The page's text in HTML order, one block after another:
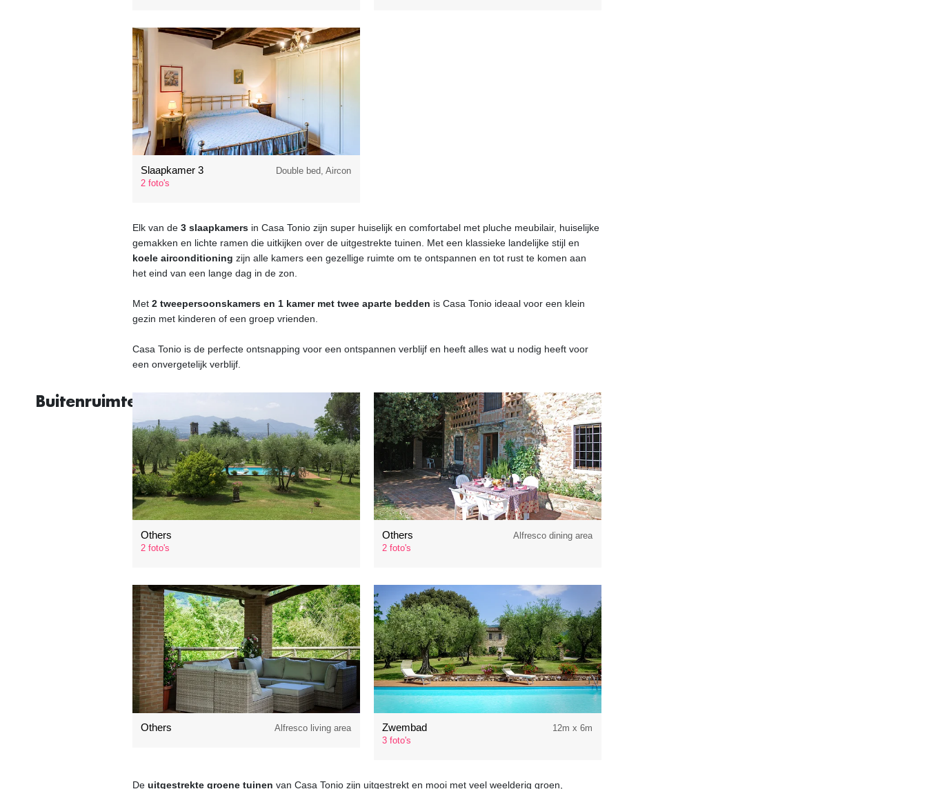
Slaapkamer 3
2 foto's
Double bed, Aircon
Elk van de 3 slaapkamersin Casa Tonio zijn super huiselijk en comfortabel met pluche meubilair, huiselijke
gemakken en lichte ramen die uitkijken over de uitgestrekte tuinen. Met een klassieke landelijke stijl en
koele airconditioning zijn alle kamers een gezellige ruimte om te ontspannen en tot rust te komen aan
het eind van een lange dag in de zon.
Met 2 tweepersoonskamers en 1 kamer met twee aparte bedden is Casa Tonio ideaal voor een klein
gezin met kinderen of een groep vrienden.
Casa Tonio is de perfecte ontsnapping voor een ontspannen verblijf en heeft alles wat u nodig heeft voor
een onvergetelijk verblijf.
Buitenruimtes
Others
2 foto's
Others
2 foto's
Alfresco dining area
Others Alfresco living area Zwembad
3 foto's
12m x 6m
De uitgestrekte groene tuinen van Casa Tonio zijn uitgestrekt en mooi met veel weelderig groen,